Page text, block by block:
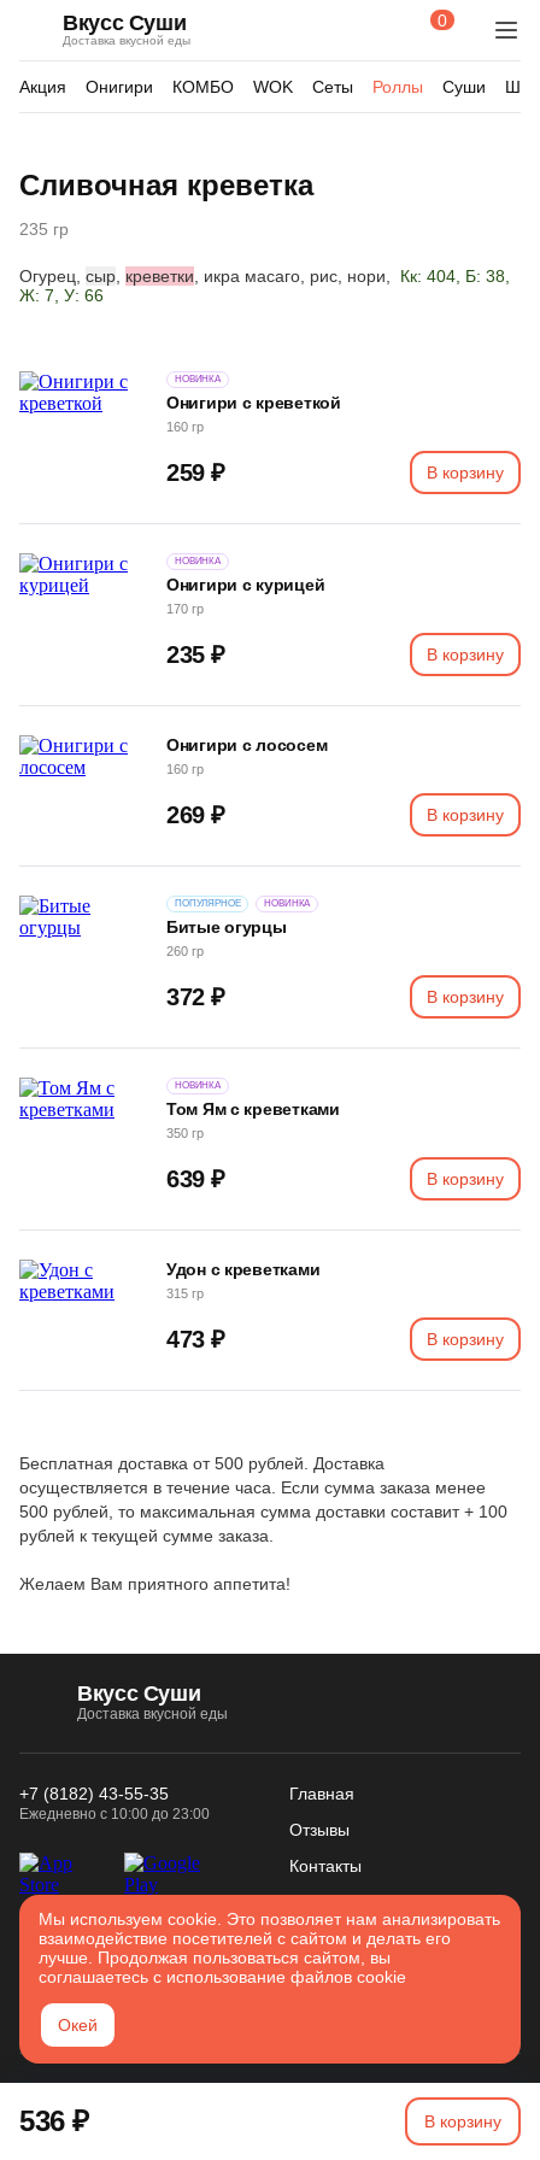
Использование
cookies
Мы используем cookie. Это позволяет нам анализировать
взаимодействие посетителей с сайтом и делать его
лучше. Продолжая пользоваться сайтом, вы
соглашаетесь с использование файлов cookie
Окей
Вкусс Суши
Доставка вкусной еды
ПоискКорзина
0
Акция Онигири КОМБО WOK Сеты Роллы Суши
Сливочная креветка
235 гр
Огурец, сыр креветки , икра масаго, рис, нори, Кк: 404, Б: 38,
Ж: 7, У: 66
536 ₽ В корзину
Онигири с креветкой
НОВИНКА
160 гр
259 ₽ В корзину
Онигири с курицей
НОВИНКА
170 гр
235 ₽ В корзину
Онигири с лососем
160 гр
269 ₽ В корзину
Битые огурцы
ПОПУЛЯРНОЕ НОВИНКА
260 гр
372 ₽ В корзину
Том Ям с креветками
НОВИНКА
350 гр
639 ₽ В корзину
Удон с креветками
315 гр
473 ₽ В корзину
товара
Бесплатная доставка от 500 рублей. Доставка
осуществляется в течение часа. Если сумма заказа менее
500 рублей, то максимальная сумма доставки составит + 100
рублей к текущей сумме заказа.
Желаем Вам приятного аппетита!
Вкусс Суши
Доставка вкусной еды
+7 (8182) 43-55-35
Ежедневно с 10:00 до 23:00
Войти
Главная
Отзывы
Контакты
Соглашение
Карта сайта
Архангельск
Разработано в